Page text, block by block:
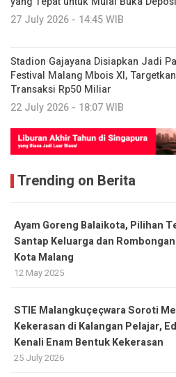
27 July 2026 - 14:45 WIB
Stadion Gajayana Disiapkan Jadi
Festival Malang Mbois XI, Targetkan
Transaksi Rp50 Miliar
22 July 2026 - 18:07 WIB
Trending on Berita
Ayam Goreng Balaikota, Pilihan
Santap Keluarga dan
Kota Malang
12 May 2025
STIE Malangkuçeçwara Soroti
Kekerasan di Kalangan Pelajar,
Kenali Enam Bentuk Kekerasan
25 July 2026